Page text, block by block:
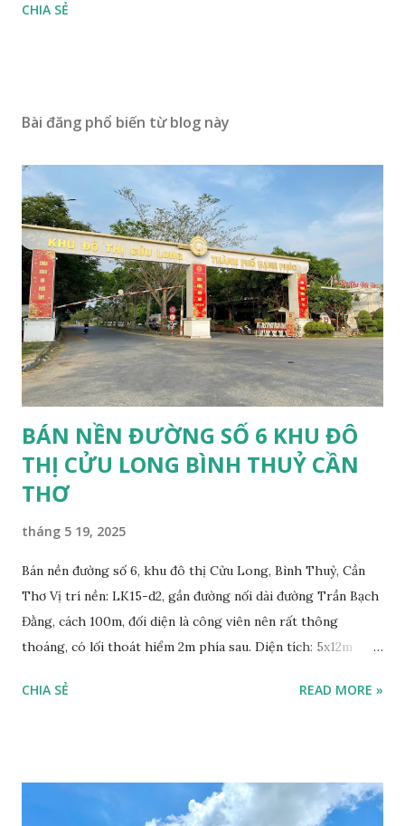
CHIA SẺ
Bài đăng phổ biến từ blog này
BÁN NỀN ĐƯỜNG SỐ 6 KHU ĐÔ
THỊ CỬU LONG BÌNH THUỶ CẦN
THƠ
tháng 5 19, 2025
Bán nền đường số 6, khu đô thị Cửu Long, Bình Thuỷ, Cần
Thơ Vị trí nền: LK15-d2, gần đường nối dài đường Trần Bạch
Đằng, cách 100m, đối diện là công viên nên rất thông
thoáng, có lối thoát hiểm 2m phía sau. Diện tích: 5x12m
Long, đã nhận nền, xây nhà được. Giá bán: 1 tỷ 650, bao phí
CHIA SẺ READ MORE »